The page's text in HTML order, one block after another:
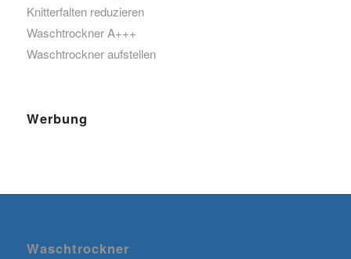
Knitterfalten reduzieren
Waschtrockner A+++
Waschtrockner aufstellen
Werbung
Waschtrockner